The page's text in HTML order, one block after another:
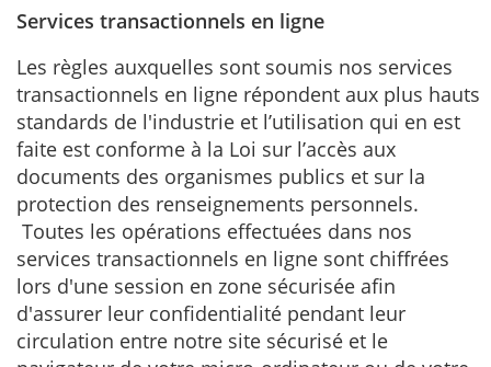
Services transactionnels en ligne
Les règles auxquelles sont soumis nos services
transactionnels en ligne répondent aux plus hauts
standards de l'industrie et l’utilisation qui en est
faite est conforme à la Loi sur l’accès aux
documents des organismes publics et sur la
protection des renseignements personnels.
Toutes les opérations effectuées dans nos
services transactionnels en ligne sont chiffrées
lors d'une session en zone sécurisée afin
d'assurer leur confidentialité pendant leur
circulation entre notre site sécurisé et le